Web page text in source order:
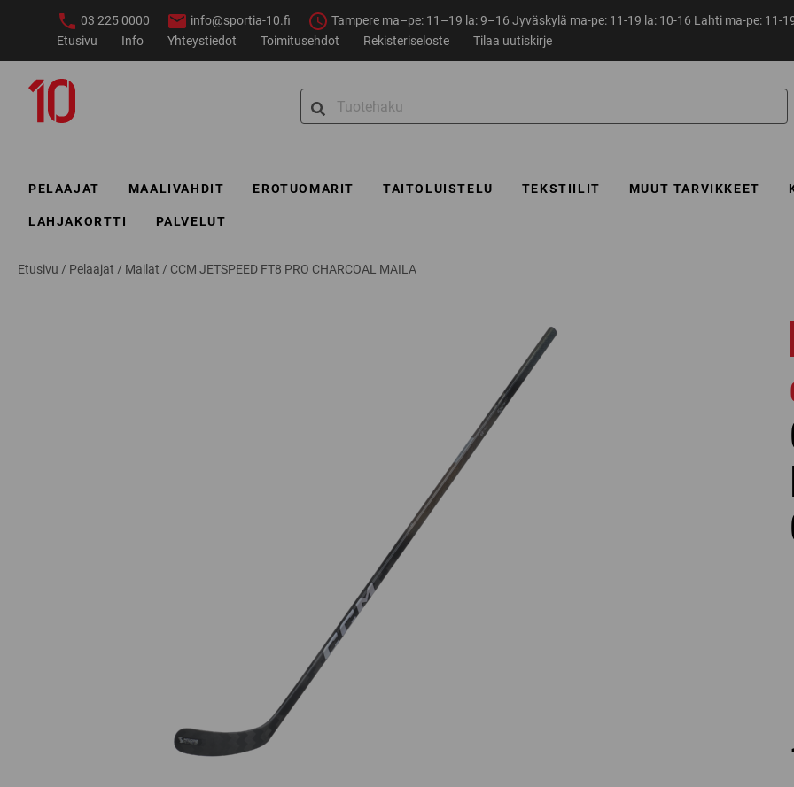
03 225 0000 info@sportia-10.fi
Tampere ma–pe: 11–19 la: 9–16 Jyväskylä ma-pe: 11-19 la: 10-16 Lahti ma-pe: 11-
Etusivu
Info Yhteystiedot Toimitusehdot Rekisteriseloste Tilaa uutiskirje
Search
for:
PELAAJAT MAALIVAHDIT EROTUOMARIT TAITOLUISTELU TEKSTIILIT MUUT TARVIKKEET
LAHJAKORTTI PALVELUT
Etusivu / Pelaajat / Mailat / CCM JETSPEED FT8 PRO CHARCOAL MAILA